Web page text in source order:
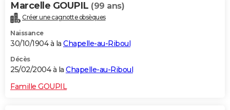
Marcelle GOUPIL (99 ans)
Créer une cagnotte obsèques
Naissance
30/10/1904 à la Chapelle-au-Riboul
Décès
25/02/2004 à la Chapelle-au-Riboul
Famille GOUPIL